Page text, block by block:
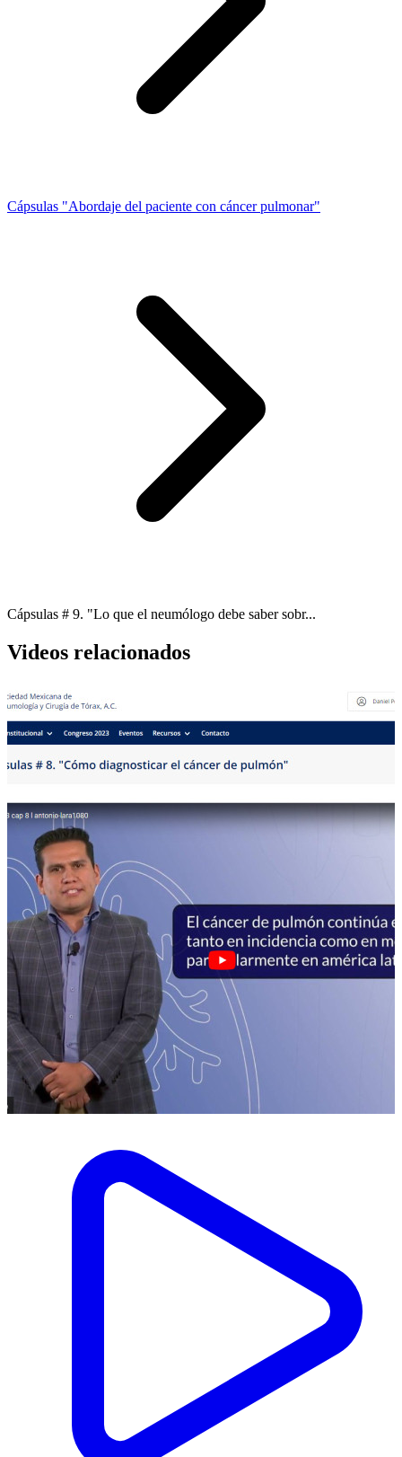
Cápsulas "Abordaje del paciente con cáncer pulmonar"
Cápsulas # 9. "Lo que el neumólogo debe saber sobr...
Videos relacionados